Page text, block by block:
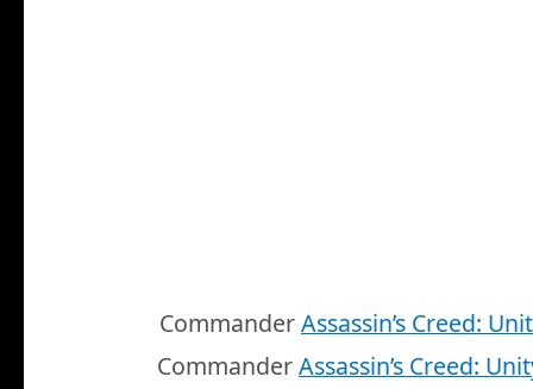
CommanderAssassin’s Creed:
CommanderAssassin’s Creed: